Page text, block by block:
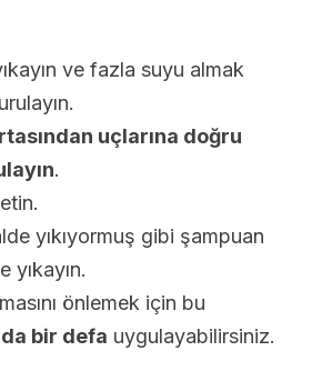
ve fazla suyu almak
uçlarına doğru
.
yıkıyormuş gibi şampuan
yıkayın.
önlemek için bu
bir defa uygulayabilirsiniz.